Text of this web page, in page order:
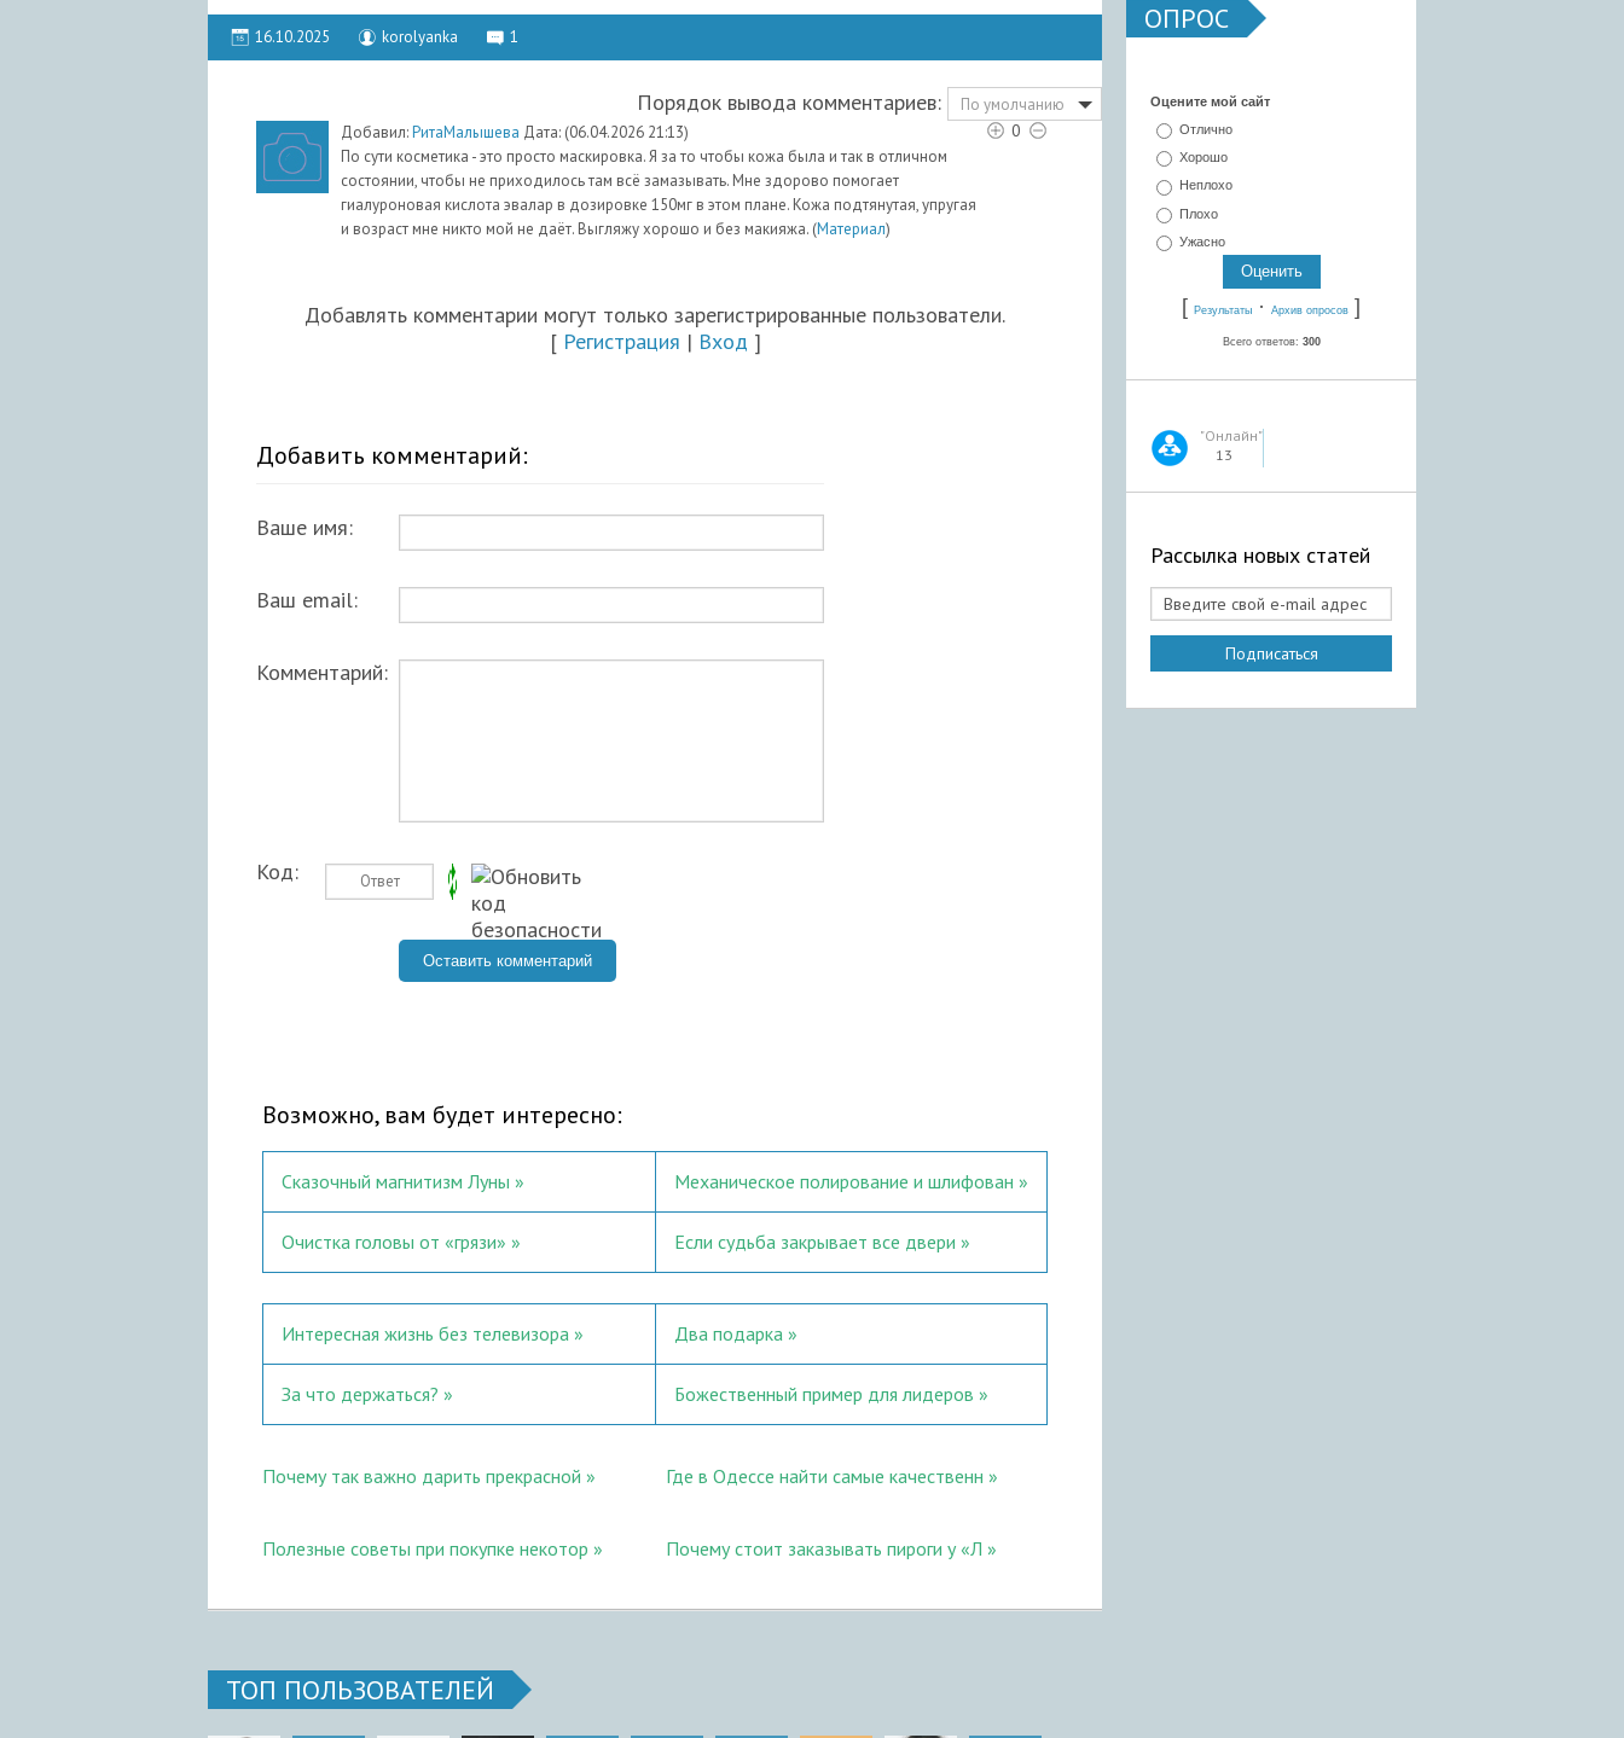
16.10.2025 korolyanka 1
Порядок вывода комментариев:
По умолчанию
Добавил:РитаМалышева Дата: (06.04.2026 21:13) 0
По сути косметика - это просто маскировка. Я за то чтобы кожа была и так в отличном
состоянии, чтобы не приходилось там всё замазывать. Мне здорово помогает
гиалуроновая кислота эвалар в дозировке 150мг в этом плане. Кожа подтянутая, упругая
и возраст мне никто мой не даёт. Выгляжу хорошо и без макияжа. (Материал)
Добавлять комментарии могут только зарегистрированные пользователи.
[ Регистрация | Вход ]
Добавить комментарий:
Ваше имя:
Ваш email:
Комментарий:
Код:
Возможно, вам будет интересно:
Сказочный магнитизм Луны Механическое полирование и шлифован
Очистка головы от «грязи» Если судьба закрывает все двери
Интересная жизнь без телевизора Два подарка
За что держаться? Божественный пример для лидеров
Почему так важно дарить прекрасной Где в Одессе найти самые качественн
Полезные советы при покупке некотор Почему стоит заказывать пироги у «Л
ТОП ПОЛЬЗОВАТЕЛЕЙ
ОПРОС
Оцените мой сайт
Отлично
Хорошо
Неплохо
Плохо
Ужасно
[ Результаты · Архив опросов ]
Всего ответов: 300
"Онлайн"
13
Рассылка новых статей